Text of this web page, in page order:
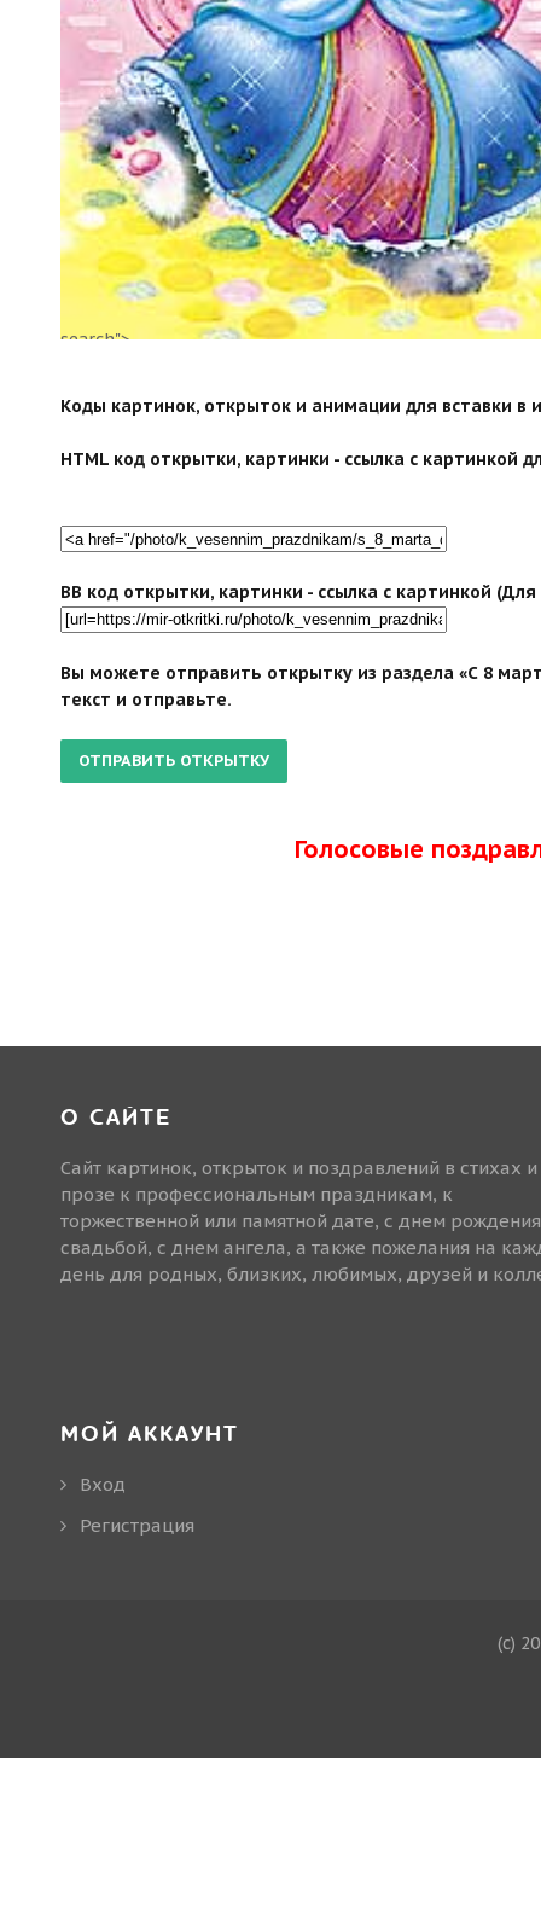
search">
Коды картинок, открыток и анимации для вставки в
HTML код открытки, картинки - ссылка с картинкой
BB код открытки, картинки - ссылка с картинкой
Вы можете отправить открытку из раздела «С 8
текст и отправьте.
Голосовые
О САЙТЕ
Сайт картинок, открыток и поздравлений в стихах и
прозе к профессиональным праздникам, к
торжественной или памятной дате, с днем
свадьбой, с днем ангела, а также пожелания на
день для родных, близких, любимых, друзей и
МОЙ АККАУНТ
Вход
Регистрация
(c)